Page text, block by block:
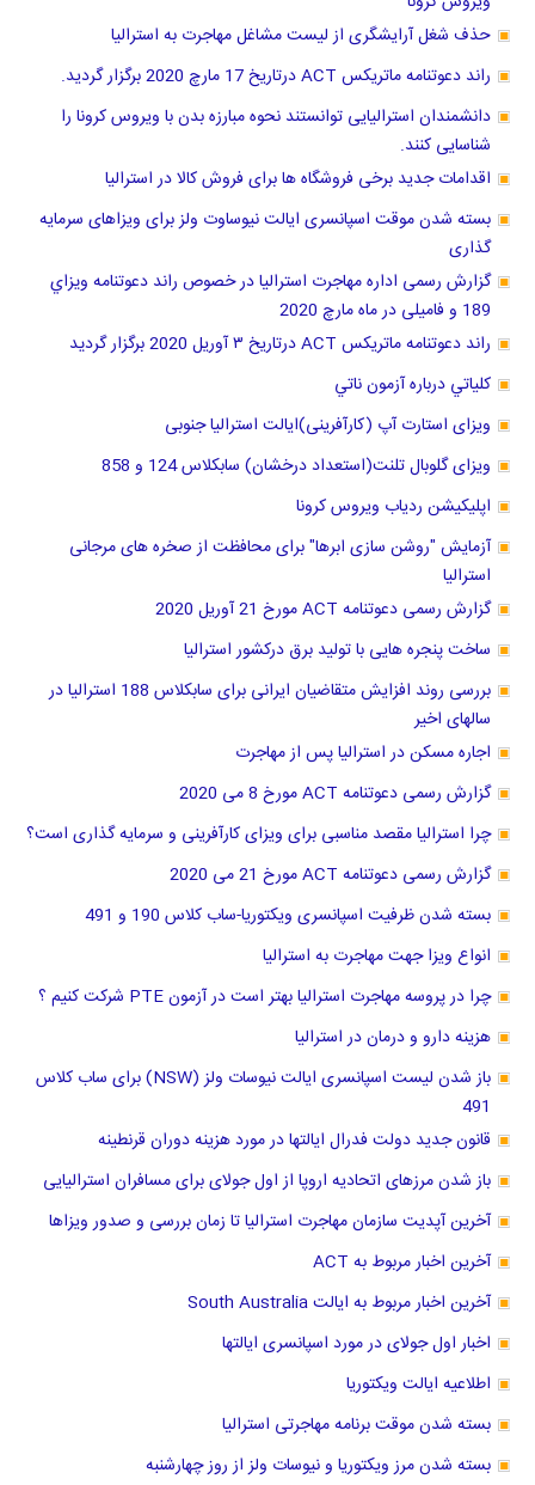
حذف شغل آرایشگری از لیست مشاغل مهاجرت به استرالیا
راند دعوتنامه ماتریکس ACT درتاریخ 17 مارچ 2020 برگزار گردید.
دانشمندان استرالیایی توانستند نحوه مبارزه بدن با ویروس کرونا را
شناسایی کنند.
اقدامات جدید برخی فروشگاه ها برای فروش کالا در استرالیا
بسته شدن موقت اسپانسری ایالت نیوساوت ولز برای ویزاهای سرمایه
گذاری
گزارش رسمی اداره مهاجرت استرالیا در خصوص راند دعوتنامه ويزاي
189 و فامیلی در ماه مارچ 2020
راند دعوتنامه ماتریکس ACT درتاریخ ٣ آوریل 2020 برگزار گرديد
كلياتي درباره آزمون ناتي
ویزای استارت آپ (کارآفرینی)ایالت استرالیا جنوبی
ویزای گلوبال تلنت(استعداد درخشان) سابکلاس 124 و 858
اپلیکیشن ردیاب ویروس کرونا
آزمایش "روشن سازی ابرها" برای محافظت از صخره های مرجانی
استرالیا
گزارش رسمی دعوتنامه ACT مورخ 21 آوریل 2020
ساخت پنجره هایی با تولید برق درکشور استرالیا
بررسی روند افزایش متقاضیان ایرانی برای سابکلاس 188 استرالیا در
سالهای اخیر
اجاره مسکن در استرالیا پس از مهاجرت
گزارش رسمی دعوتنامه ACT مورخ 8 می 2020
چرا استرالیا مقصد مناسبی برای ویزای کارآفرینی و سرمایه گذاری است؟
گزارش رسمی دعوتنامه ACT مورخ 21 می 2020
بسته شدن ظرفیت اسپانسری ویکتوریا-ساب کلاس 190 و 491
انواع ویزا جهت مهاجرت به استرالیا
چرا در پروسه مهاجرت استرالیا بهتر است در آزمون PTE شرکت کنیم ؟
هزینه دارو و درمان در استرالیا
باز شدن لیست اسپانسری ایالت نیوسات ولز (NSW) برای ساب کلاس
491
قانون جدید دولت فدرال ایالتها در مورد هزینه دوران قرنطینه
باز شدن مرزهای اتحادیه اروپا از اول جولای برای مسافران استرالیایی
آخرین آپدیت سازمان مهاجرت استرالیا تا زمان بررسی و صدور ویزاها
آخرین اخبار مربوط به ACT
آخرین اخبار مربوط به ایالت South Australia
اخبار اول جولای در مورد اسپانسری ایالتها
اطلاعیه ایالت ویکتوریا
بسته شدن موقت برنامه مهاجرتی استرالیا
بسته شدن مرز ویکتوریا و نیوسات ولز از روز چهارشنبه